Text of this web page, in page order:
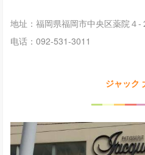
地址：福岡県福岡市中央区薬院４-
电话：092-531-3011
ジャック